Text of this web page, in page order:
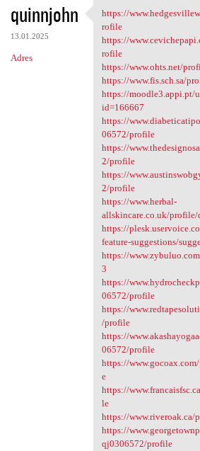
quinnjohn
13.01.2025
Adres
https://
https://
rofile
https://
rofile
https://www.ohts.net/
https://www.fis.sch.sa/
https://moodle3.appi.pt/
id=166667
https://
06572/profile
https://
2/profile
https://
2/profile
https://www.herbal-
allskincare.co.uk/
https://
feature-suggestions/
https://
3
https://
06572/profile
https://
/profile
https://
06572/profile
https://
e
https://
le
https://
https://
qj0306572/profile